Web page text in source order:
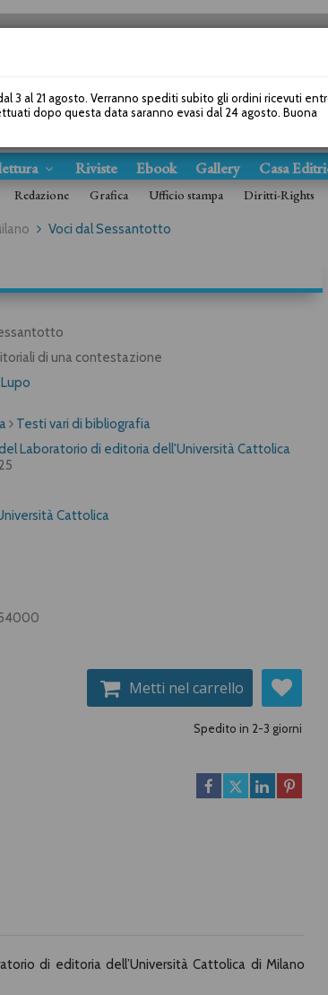
Riviste Ebook Gallery Casa
Redazione Grafica Ufficio stampa Diritti-Rights
Voci dal Sessantotto
di una contestazione
Testi vari di bibliografia
Laboratorio di editoria dell'Università Cattolica
Cattolica
Metti nel carrello
Spedito in 2-3 giorni
di editoria dell’Università Cattolica di Milano
3 al 21 agosto. Verranno spediti subito gli ordini ricevuti
dopo questa data saranno evasi dal 24 agosto. Buona